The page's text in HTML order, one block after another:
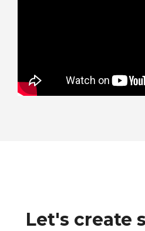
Let's create